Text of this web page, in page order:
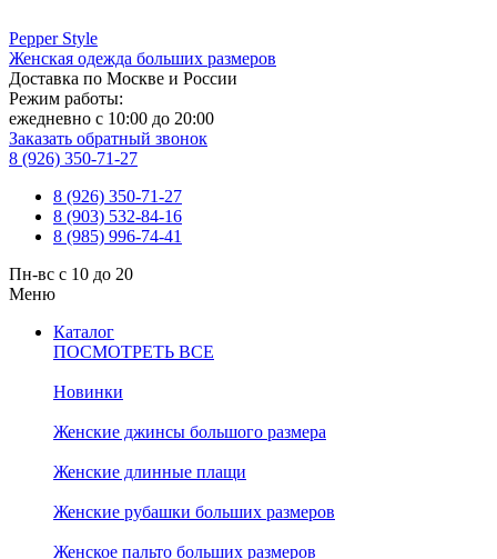
Pepper Style
Женская одежда больших размеров
Доставка по Москве и России
Режим работы:
ежедневно с 10:00 до 20:00
Заказать обратный звонок
8 (926) 350-71-27
8 (926) 350-71-27
8 (903) 532-84-16
8 (985) 996-74-41
Пн-вс с 10 до 20
Меню
Каталог
ПОСМОТРЕТЬ ВСЕ
Новинки
Женские джинсы большого размера
Женские длинные плащи
Женские рубашки больших размеров
Женское пальто больших размеров